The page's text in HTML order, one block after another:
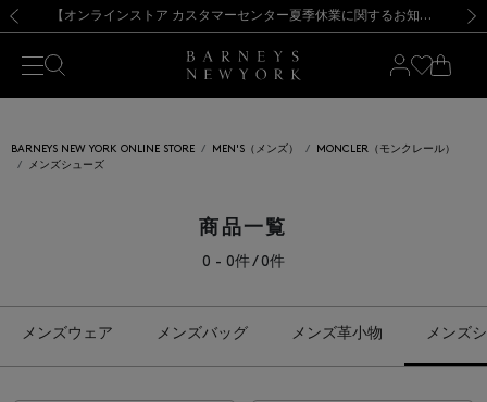
新規登録のお客様も対象！＜MY BARNEYS＞会員のお客様は11,000円（税込）以上のお買上げで常時送料無料！お買い物の際は会員登録を！
【夏季休業に伴う出荷一時停止のお知らせ】(2026.8.7) 【オンラインストア カスタマーセンター夏季休業に関するお知らせ】（2026.8.7）
【夏季休業に伴う返品・交換承り一時停止のお知らせ】（2026.8.5）
熊本県を中心とした地震の影響によるお荷物のお届けについて
【開催中】SUMMER SALEのご案内・ご注意事項 新規登録のお客様も対象！＜MY BARNEYS＞会員のお客様は11,000円（税込）以上のお買上げで常時送料無料！お買い物の際は会員登録を！
【夏季休業に伴う出荷一時停止のお知らせ】(2026.8.7)
BARNEYS NEW YORK ONLINE STORE MEN'S（メンズ）
MONCLER（モンクレール）
メンズシューズ
商品一覧
0 - 0件 / 0件
メンズウェア メンズバッグ メンズ革小物 メンズ